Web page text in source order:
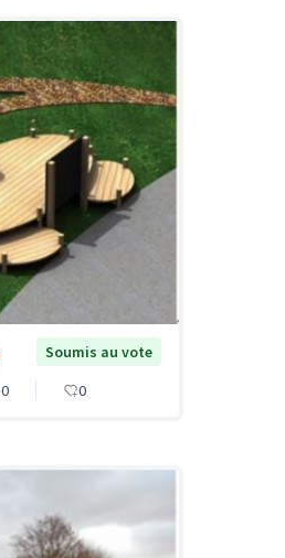
Soumis au vote
0 0